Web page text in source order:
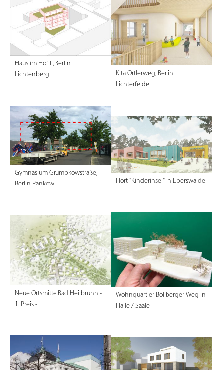
Haus im Hof II, Berlin
Lichtenberg
Kita Ortlerweg, Berlin
Lichterfelde
Gymnasium Grumbkowstraße,
Berlin Pankow
Hort "Kinderinsel" in Eberswalde
Wohnquartier Böllberger Weg in
Halle / Saale
Neue Ortsmitte Bad Heilbrunn -
1. Preis -